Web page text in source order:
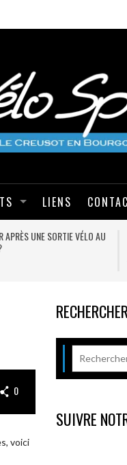
LIENS
APRÈS UNE SORTIE VÉLO AU
0
voici
SUIVRE